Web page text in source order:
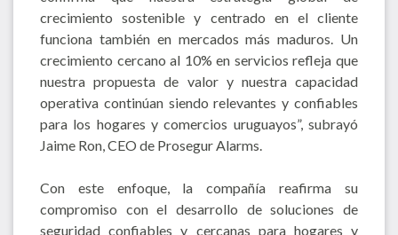
crecimiento sostenible y centrado en el cliente
funciona también en mercados más maduros. Un
crecimiento cercano al 10% en servicios refleja que
nuestra propuesta de valor y nuestra capacidad
operativa continúan siendo relevantes y confiables
para los hogares y comercios uruguayos”, subrayó
Jaime Ron, CEO de Prosegur Alarms.
Con este enfoque, la compañía reafirma su
compromiso con el desarrollo de soluciones de
seguridad confiables y cercanas para hogares y